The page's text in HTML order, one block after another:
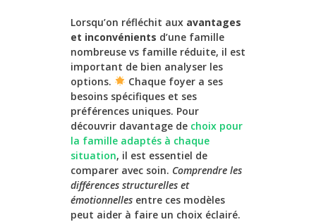
Lorsqu’on réfléchit aux avantages
et inconvénients d’une famille
nombreuse vs famille réduite, il est
important de bien analyser les
options.
Chaque foyer a ses
besoins spécifiques et ses
préférences uniques. Pour
découvrir davantage de choix pour
la famille adaptés à chaque
situation, il est essentiel de
comparer avec soin. Comprendre les
différences structurelles et
émotionnelles entre ces modèles
peut aider à faire un choix éclairé.